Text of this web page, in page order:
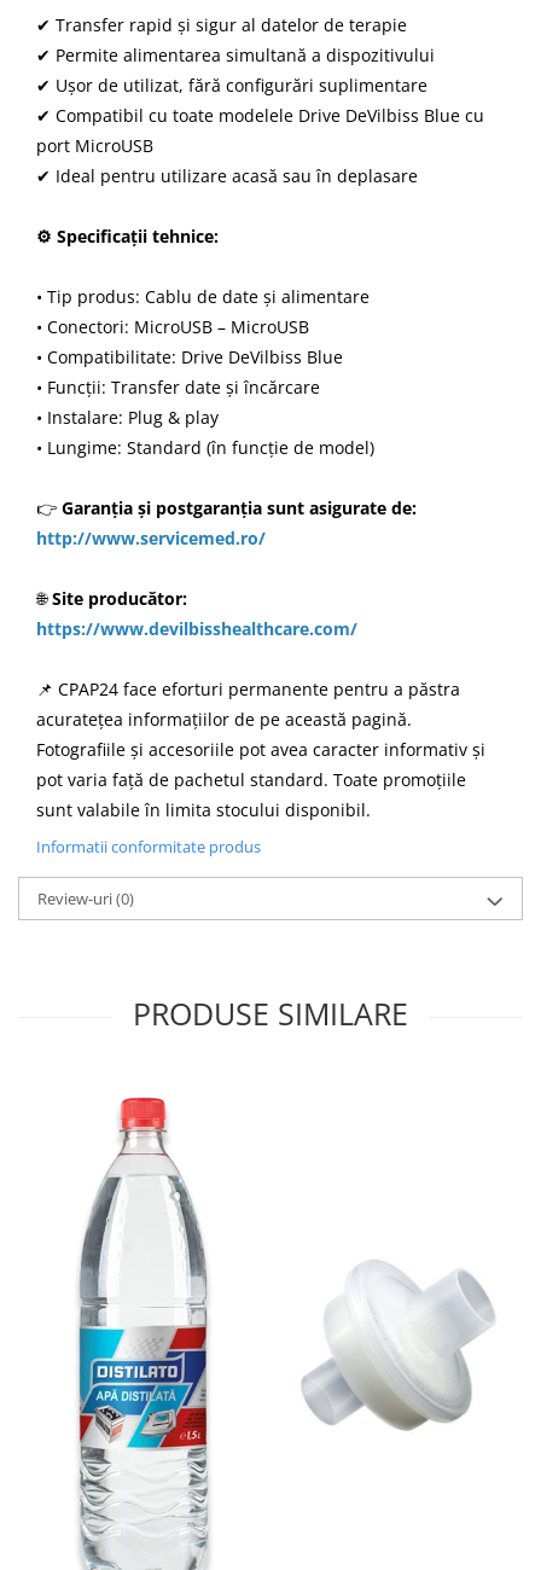
✔ Transfer rapid și sigur al datelor de terapie
✔ Permite alimentarea simultană a dispozitivului
✔ Ușor de utilizat, fără configurări suplimentare
✔ Compatibil cu toate modelele Drive DeVilbiss Blue cu
port MicroUSB
✔ Ideal pentru utilizare acasă sau în deplasare
⚙ Specificații tehnice:
• Tip produs: Cablu de date și alimentare
• Conectori: MicroUSB – MicroUSB
• Compatibilitate: Drive DeVilbiss Blue
• Funcții: Transfer date și încărcare
• Instalare: Plug & play
• Lungime: Standard (în funcție de model)
👉 Garanția și postgaranția sunt asigurate de:
http://www.servicemed.ro/
🌐Site producător:
https://www.devilbisshealthcare.com/
📌 CPAP24 face eforturi permanente pentru a păstra
acuratețea informațiilor de pe această pagină.
Fotografiile și accesoriile pot avea caracter informativ și
pot varia față de pachetul standard. Toate promoțiile
sunt valabile în limita stocului disponibil.
Informatii conformitate produs
Review-uri(0)
PRODUSE SIMILARE